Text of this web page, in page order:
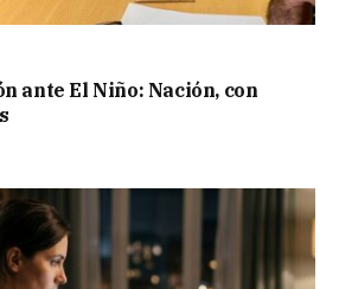
ante El Niño: Nación, con